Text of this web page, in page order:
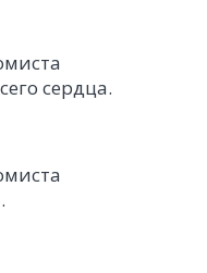
сердца.